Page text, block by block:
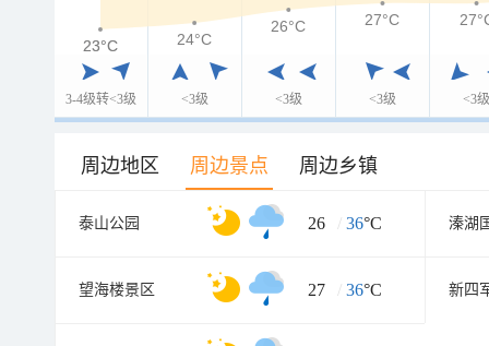
3-4级转<3级 <3级 <3级 <3级 <3级
23°C
23°C 24°C
26°C 27°C
周边地区 周边景点 周边乡镇
泰山公园 26 / 36°C 溱湖
望海楼景区 27 / 36°C